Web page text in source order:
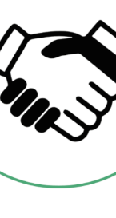
BUSINESS MATCHING